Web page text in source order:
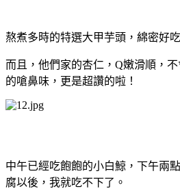
熬煮多時的特選大甲芋頭，綿密好
而且，他們家的杏仁，Q嫩滑順，
的嗆鼻味，更是超讚的啦！
中午已經吃飽飽的小白鯨，下午兩
腐以後，我就吃不下了。